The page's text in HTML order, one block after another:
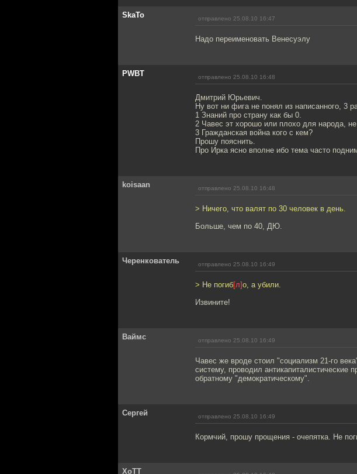
SkaTo отправлено 25.08.10 16:47
Надо переименовать Венесуэлу
PWBT отправлено 25.08.10 16:48
Дмитрий Юрьевич.
Ну вот ни фига не понял из написанного, 3
1 Знаний про страну как бы 0.
2 Чавес эт хорошо или плохо для народа,
3 Гражданская война кого с кем?
Прошу пояснить.
Про Ирка ясно вполне ибо тема часто
koisaan отправлено 25.08.10 16:48
> Ничего, что валят по 30 человек в день.
Больше, чем по 40, ДЮ.
Черенкователь отправлено 25.08.10 16:49
> Не погиб[л]о, а убили.
Извините!
Ваймс отправлено 25.08.10 16:49
Чавес же вроде стоил "социализм 21-го
систему, проводил антикапиталистические
обратному "демократическому".
Cергей отправлено 25.08.10 16:49
Кормчий, прошу прощения - очепятка. Не
XoTT